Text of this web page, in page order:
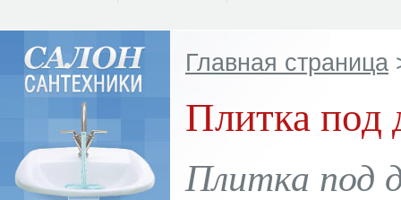
Главная страница
Плитка под
Плитка под